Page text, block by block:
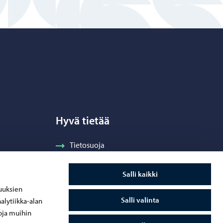
alan
muihin
Salli kaikki
Salli valinta
Hyvä tietää
Tietosuoja
Tietoa evästeistä
Saavutettavuusseloste
Visuaalinen ilme ja vaakuna